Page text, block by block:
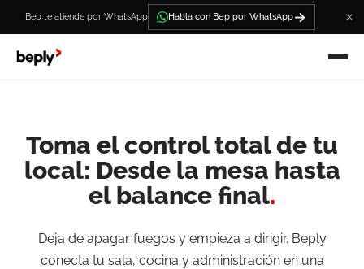
Bep te atiende por WhatsApp Habla con Bep por WhatsApp→
Toma el control total de tu
local: Desde la mesa hasta
el balance final.
Deja de apagar fuegos y empieza a dirigir. Beply
conecta tu sala, cocina y administración en una